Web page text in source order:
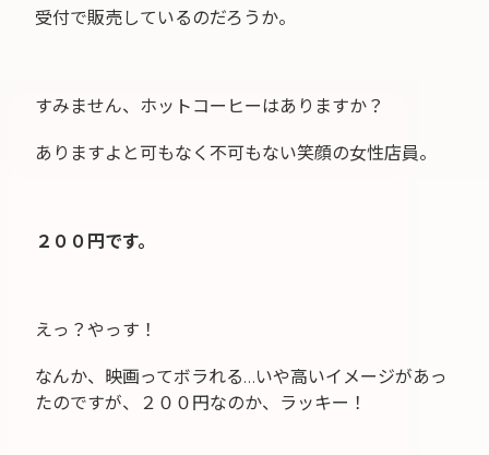
受付で販売しているのだろうか。
すみません、ホットコーヒーはありますか？
ありますよと可もなく不可もない笑顔の女性店員。
２００円です。
えっ？やっす！
なんか、映画ってボラれる…いや高いイメージがあっ
たのですが、２００円なのか、ラッキー！